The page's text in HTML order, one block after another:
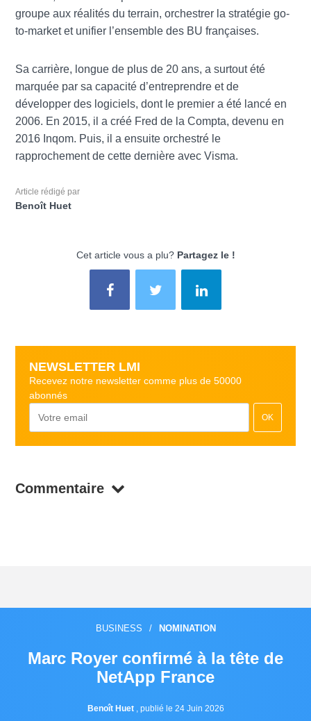
groupe aux réalités du terrain, orchestrer la stratégie go-
to-market et unifier l’ensemble des BU françaises.
Sa carrière, longue de plus de 20 ans, a surtout été
marquée par sa capacité d’entreprendre et de
développer des logiciels, dont le premier a été lancé en
2006. En 2015, il a créé Fred de la Compta, devenu en
2016 Inqom. Puis, il a ensuite orchestré le
rapprochement de cette dernière avec Visma.
Article rédigé par
Benoît Huet
Cet article vous a plu? Partagez le !
NEWSLETTER LMI
Recevez notre newsletter comme plus de 50000
abonnés
OK
Commentaire
BUSINESS / NOMINATION
Marc Royer confirmé à la tête de
NetApp France
Benoît Huet , publié le 24 Juin 2026